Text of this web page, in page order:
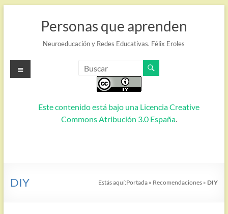
Personas que aprenden
Neuroeducación y Redes Educativas. Félix Eroles
Este contenido está bajo una Licencia Creative
Commons Atribución 3.0 España.
Menú
DIY Estás aquí:Portada » Recomendaciones » DIY